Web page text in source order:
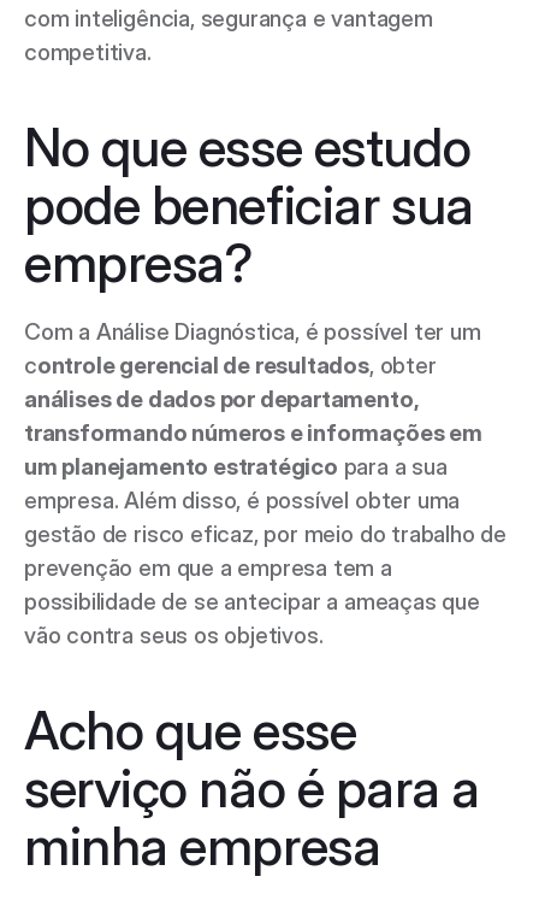
com inteligência, segurança e vantagem
competitiva.
No que esse estudo
pode beneficiar sua
empresa?
Com a Análise Diagnóstica, é possível ter um
controle gerencial de resultados
análises de dados por departamento,
transformando números e informações em
um planejamento estratégico para a sua
empresa. Além disso, é possível obter uma
gestão de risco eficaz, por meio do trabalho de
prevenção em que a empresa tem a
possibilidade de se antecipar a ameaças que
vão contra seus os objetivos.
Acho que esse
serviço não é para a
minha empresa